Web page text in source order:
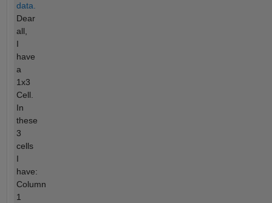
data.
Dear
all,
I
have
a
1x3
Cell.
In
these
3
cells
I
have:
Column
1